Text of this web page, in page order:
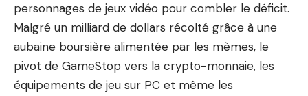
personnages de jeux vidéo pour combler le déficit.
Malgré un milliard de dollars récolté grâce à une
aubaine boursière alimentée par les mèmes, le
pivot de GameStop vers la crypto-monnaie, les
équipements de jeu sur PC et même les